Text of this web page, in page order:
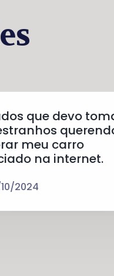
que devo
meu carro
na internet.
2024